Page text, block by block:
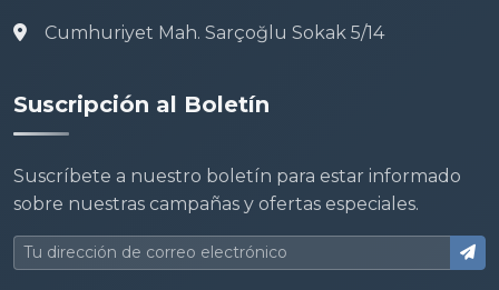
Cumhuriyet Mah. Sarçoğlu Sokak 5/14
Suscripción al Boletín
Suscríbete a nuestro boletín para estar informado
sobre nuestras campañas y ofertas especiales.